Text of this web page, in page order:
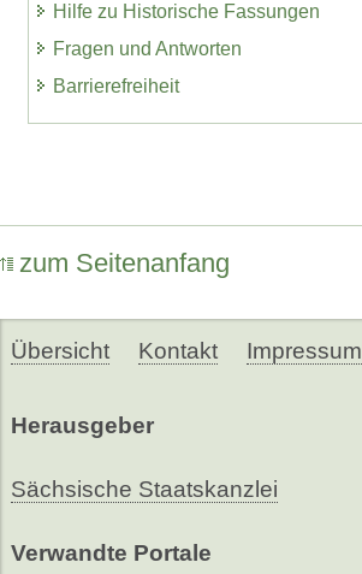
Hilfe zu Historische Fassungen
Fragen und Antworten
Barrierefreiheit
zum Seitenanfang
Übersicht Kontakt Impressum
Herausgeber
Sächsische Staatskanzlei
Verwandte Portale